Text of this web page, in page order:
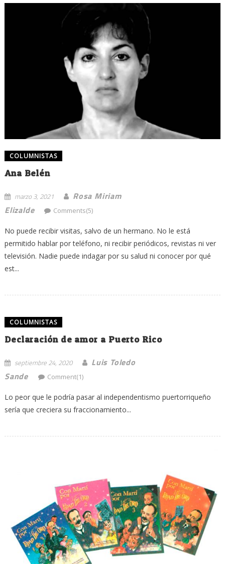
COLUMNISTAS
Ana Belén
marzo 3, 2021
Rosa Miriam
Elizalde
Comments(5)
No puede recibir visitas, salvo de un hermano. No le está
permitido hablar por teléfono, ni recibir periódicos, revistas ni ver
televisión. Nadie puede indagar por su salud ni conocer por qué
est...
COLUMNISTAS
Declaración de amor a Puerto Rico
septiembre 24, 2020
Luis Toledo
Sande
Comment(1)
Lo peor que le podría pasar al independentismo puertorriqueño
sería que creciera su fraccionamiento...